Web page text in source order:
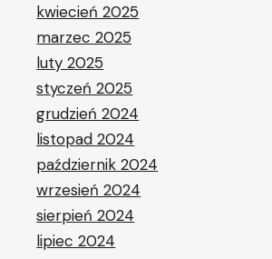
kwiecień 2025
marzec 2025
luty 2025
styczeń 2025
grudzień 2024
listopad 2024
październik 2024
wrzesień 2024
sierpień 2024
lipiec 2024